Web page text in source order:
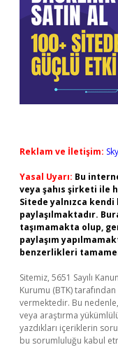
Reklam ve İletişim:
Yasal Uyarı: Bu
veya şahıs şirketi ile
Sitede yalnızca kendi
paylaşılmaktadır.
taşımamakta olup,
paylaşım
benzerlikleri
Sitemiz, 5651 Sayılı
Kurumu (BTK)
vermektedir. Bu
veya araştırma
yazdıkları içeriklerin
bu sorumluluğu kabul